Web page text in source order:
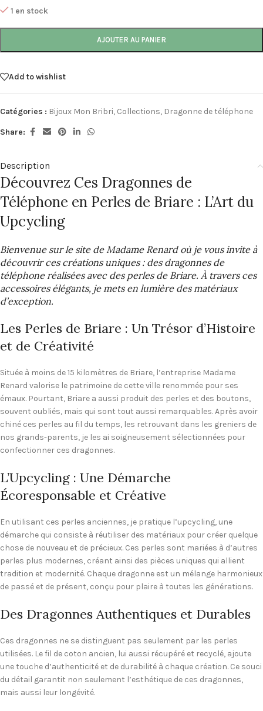
1 en stock
AJOUTER AU PANIER
Add to wishlist
Catégories : Bijoux Mon Bribri, Collections, Dragonne de téléphone
Share:
Description
Découvrez Ces Dragonnes de
Téléphone en Perles de Briare : L’Art du
Upcycling
Bienvenue sur le site de Madame Renard où je vous invite à
découvrir ces créations uniques : des dragonnes de
téléphone réalisées avec des perles de Briare. À travers ces
accessoires élégants, je mets en lumière des matériaux
d’exception.
Les Perles de Briare : Un Trésor d’Histoire
et de Créativité
Située à moins de 15 kilomètres de Briare, l’entreprise Madame
Renard valorise le patrimoine de cette ville renommée pour ses
émaux. Pourtant, Briare a aussi produit des perles et des boutons,
souvent oubliés, mais qui sont tout aussi remarquables. Après avoir
chiné ces perles au fil du temps, les retrouvant dans les greniers de
nos grands-parents, je les ai soigneusement sélectionnées pour
confectionner ces dragonnes.
L’Upcycling : Une Démarche
Écoresponsable et Créative
En utilisant ces perles anciennes, je pratique l’upcycling, une
démarche qui consiste à réutiliser des matériaux pour créer quelque
chose de nouveau et de précieux. Ces perles sont mariées à d’autres
perles plus modernes, créant ainsi des pièces uniques qui allient
tradition et modernité. Chaque dragonne est un mélange harmonieux
de passé et de présent, conçu pour plaire à toutes les générations.
Des Dragonnes Authentiques et Durables
Ces dragonnes ne se distinguent pas seulement par les perles
utilisées. Le fil de coton ancien, lui aussi récupéré et recyclé, ajoute
une touche d’authenticité et de durabilité à chaque création. Ce souci
du détail garantit non seulement l’esthétique de ces dragonnes,
mais aussi leur longévité.